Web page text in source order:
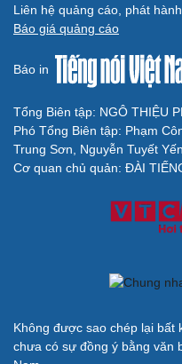
Liên hệ quảng cáo, phát
Báo giá quảng cáo
Báo in
Tổng Biên tập: NGÔ THIỆU
Phó Tổng Biên tập: Phạm
Trung Sơn, Nguyễn Tuyết Yến
Cơ quan chủ quản: ĐÀI
Không được sao chép lại bất
chưa có sự đồng ý bằng văn